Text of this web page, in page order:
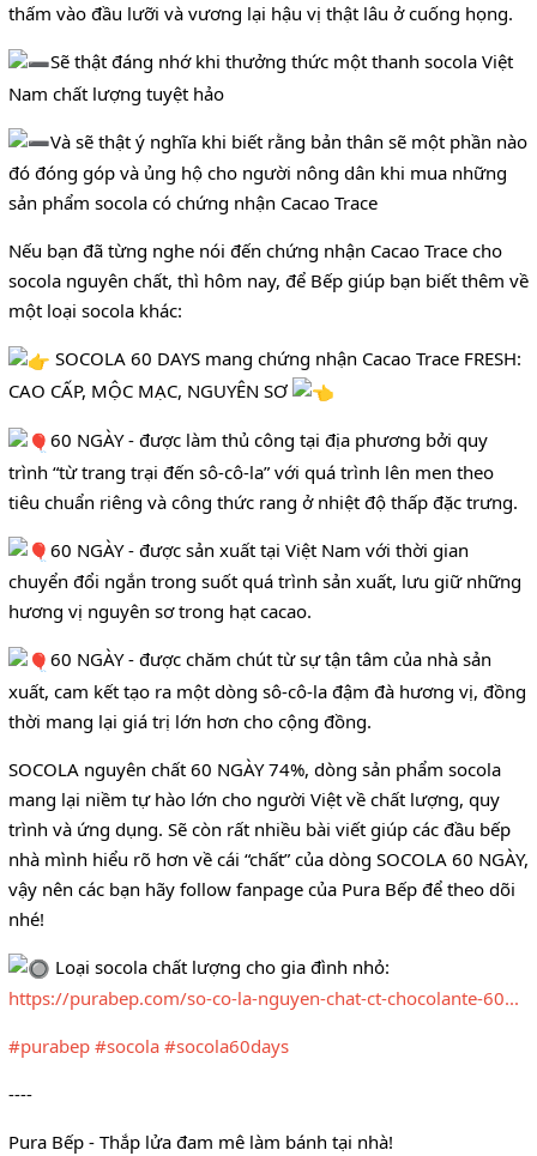
thấm vào đầu lưỡi và vương lại hậu vị thật lâu ở cuống họng.
Sẽ thật đáng nhớ khi thưởng thức một thanh socola Việt
Nam chất lượng tuyệt hảo
Và sẽ thật ý nghĩa khi biết rằng bản thân sẽ một phần nào
đó đóng góp và ủng hộ cho người nông dân khi mua những
sản phẩm socola có chứng nhận Cacao Trace
Nếu bạn đã từng nghe nói đến chứng nhận Cacao Trace cho
socola nguyên chất, thì hôm nay, để Bếp giúp bạn biết thêm về
một loại socola khác:
SOCOLA 60 DAYS mang chứng nhận Cacao Trace FRESH:
CAO CẤP, MỘC MẠC, NGUYÊN SƠ
60 NGÀY - được làm thủ công tại địa phương bởi quy
trình “từ trang trại đến sô-cô-la” với quá trình lên men theo
tiêu chuẩn riêng và công thức rang ở nhiệt độ thấp đặc trưng.
60 NGÀY - được sản xuất tại Việt Nam với thời gian
chuyển đổi ngắn trong suốt quá trình sản xuất, lưu giữ những
hương vị nguyên sơ trong hạt cacao.
60 NGÀY - được chăm chút từ sự tận tâm của nhà sản
xuất, cam kết tạo ra một dòng sô-cô-la đậm đà hương vị, đồng
thời mang lại giá trị lớn hơn cho cộng đồng.
SOCOLA nguyên chất 60 NGÀY 74%, dòng sản phẩm socola
mang lại niềm tự hào lớn cho người Việt về chất lượng, quy
trình và ứng dụng. Sẽ còn rất nhiều bài viết giúp các đầu bếp
nhà mình hiểu rõ hơn về cái “chất” của dòng SOCOLA 60 NGÀY,
vậy nên các bạn hãy follow fanpage của Pura Bếp để theo dõi
nhé!
Loại socola chất lượng cho gia đình nhỏ:
https://purabep.com/so-co-la-nguyen-chat-ct-chocolante-60...
#purabep #socola #socola60days
----
Pura Bếp - Thắp lửa đam mê làm bánh tại nhà!